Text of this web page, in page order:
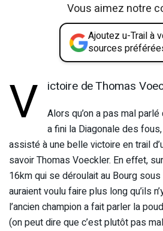
Vous aimez notre
Ajoutez u-Trail à
sources
V ictoire de Thomas
Alors qu’on a pas mal
a fini la Diagonale des
assisté à une belle victoire en trail
savoir Thomas Voeckler. En effet,
16km qui se déroulait au Bourg
auraient voulu faire plus long qu’ils
l’ancien champion a fait parler la
(on peut dire que c’est plutôt pas